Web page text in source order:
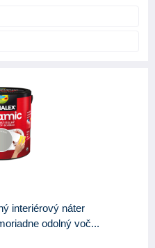
interiérový náter
odolný voč...